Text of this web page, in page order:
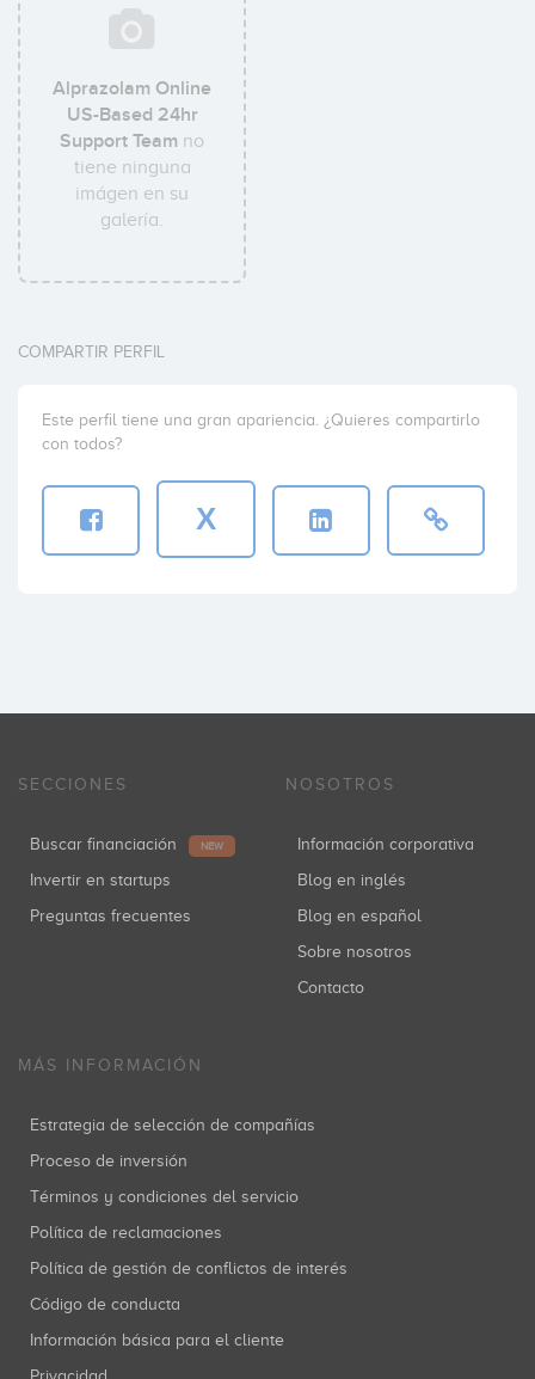
Alprazolam Online
US-Based 24hr
Support Team no
tiene ninguna
imágen en su
galería.
COMPARTIR PERFIL
Este perfil tiene una gran apariencia. ¿Quieres compartirlo
con todos?
X
SECCIONES
Buscar financiación NEW
Invertir en startups
Preguntas frecuentes
NOSOTROS
Información corporativa
Blog en inglés
Blog en español
Sobre nosotros
Contacto
MÁS INFORMACIÓN
Estrategia de selección de compañías
Proceso de inversión
Términos y condiciones del servicio
Política de reclamaciones
Política de gestión de conflictos de interés
Código de conducta
Información básica para el cliente